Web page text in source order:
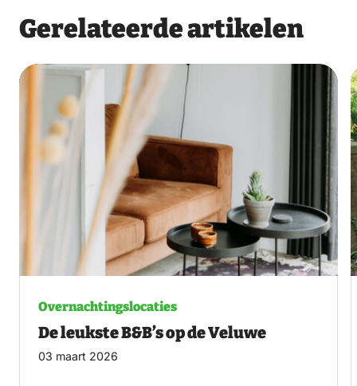
Gerelateerde artikelen
Overnachtingslocaties
De leukste B&B’s op de Veluwe
03 maart 2026